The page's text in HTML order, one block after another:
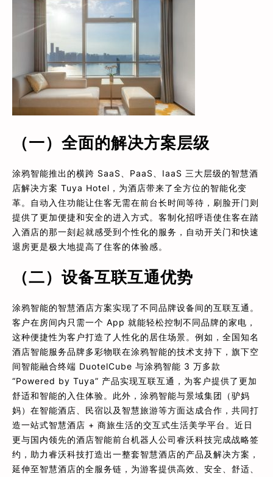
（一）全面的解决方案层级
涂鸦智能推出的横跨 SaaS、PaaS、IaaS 三大层级的智慧酒
店解决方案 Tuya Hotel，为酒店带来了全方位的智能化变
革。自动入住功能让住客无需在前台长时间等待，刷脸开门则
提供了更加便捷和安全的进入方式。客制化招呼语使住客在踏
入酒店的那一刻起就感受到个性化的服务，自动开关门和快速
退房更是极大地提高了住客的体验感。
（二）设备互联互通优势
涂鸦智能的智慧酒店方案实现了不同品牌设备间的互联互通。
客户在房间内只需一个 App 就能轻松控制不同品牌的家电，
这种便捷性为客户打造了人性化的居住场景。例如，全国知名
酒店智能服务品牌多彩物联在涂鸦智能的技术支持下，旗下空
间智能融合终端 DuotelCube 与涂鸦智能 3 万多款
“Powered by Tuya” 产品实现互联互通，为客户提供了更加
舒适和智能的入住体验。此外，涂鸦智能与景域集团（驴妈
妈）在智能酒店、民宿以及智慧旅游等方面达成合作，共同打
造一站式智慧酒店 + 商旅生活的交互式生活美学平台。近日
更与国内领先的酒店智能前台机器人公司睿沃科技完成战略签
约，助力睿沃科技打造出一整套智慧酒店的产品及解决方案，
延伸至智慧酒店的全服务链，为游客提供高效、安全、舒适、